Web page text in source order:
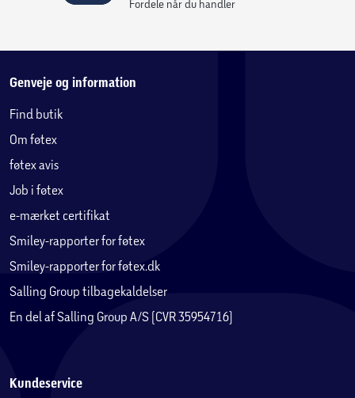
Fordele når du handler
Genveje og information
Find butik
Om føtex
føtex avis
Job i føtex
e-mærket certifikat
Smiley-rapporter for føtex
Smiley-rapporter for føtex.dk
Salling Group tilbagekaldelser
En del af Salling Group A/S (CVR 35954716)
Kundeservice